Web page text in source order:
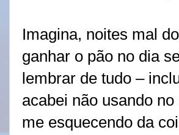
Imagina, noites mal
ganhar o pão no dia
lembrar de tudo –
acabei não usando
me esquecendo da